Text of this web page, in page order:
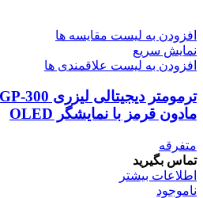
افزودن به لیست مقایسه ها
نمایش سریع
افزودن به لیست علاقمندی ها
مادون قرمز با نمایشگر OLED
متفرقه
تماس بگیرید
اطلاعات بیشتر
ناموجود